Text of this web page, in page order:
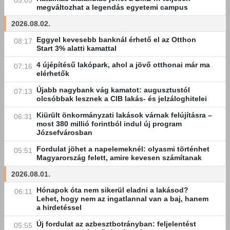
megváltozhat a legendás egyetemi campus
2026.08.02.
08:17
Eggyel kevesebb banknál érhető el az Otthon
Start 3% alatti kamattal
07:16 4 újépítésű lakópark, ahol a jövő otthonai már ma
elérhetők
07:13 Újabb nagybank vág kamatot: augusztustól
olcsóbbak lesznek a CIB lakás- és jelzáloghitelei
06:31
Kiürült önkormányzati lakások várnak felújításra –
most 380 millió forintból indul új program
Józsefvárosban
05:51
Fordulat jöhet a napelemeknél: olyasmi történhet
Magyarország felett, amire kevesen számítanak
2026.08.01.
06:11
Hónapok óta nem sikerül eladni a lakásod?
Lehet, hogy nem az ingatlannal van a baj, hanem
a hirdetéssel
05:55 Új fordulat az azbesztbotrányban: feljelentést